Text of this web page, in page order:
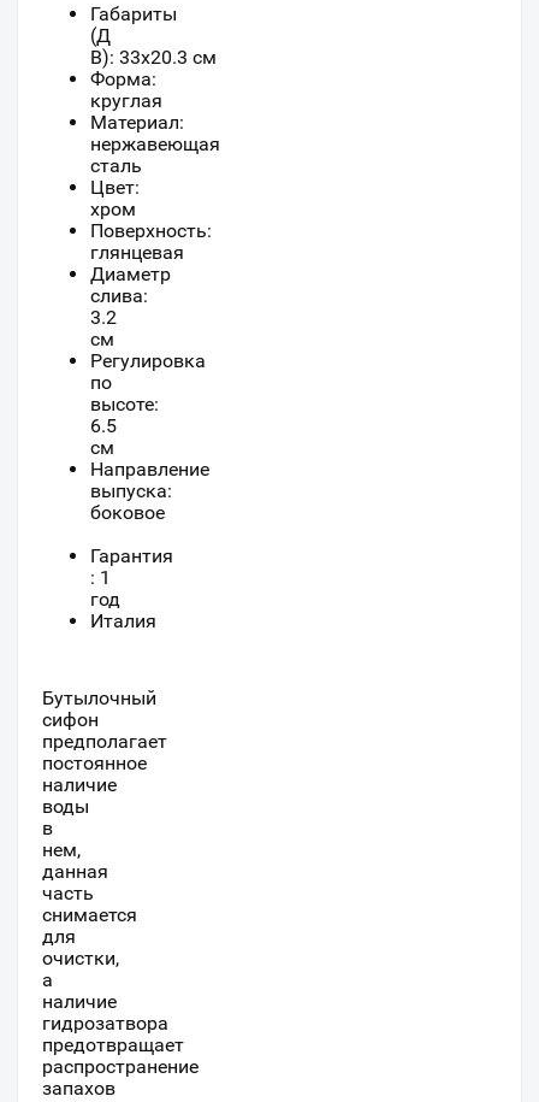
Габариты
(Д
В): 33x20.3 см
Форма:
круглая
Материал:
нержавеющая
сталь
Цвет:
хром
Поверхность:
глянцевая
Диаметр
слива:
3.2
см
Регулировка
по
высоте:
6.5
см
Направление
выпуска:
боковое
Гарантия
: 1
год
Италия
Бутылочный
сифон
предполагает
постоянное
наличие
воды
в
нем,
данная
часть
снимается
для
очистки,
а
наличие
гидрозатвора
предотвращает
распространение
запахов